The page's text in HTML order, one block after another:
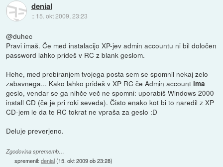
denial
:: 15. okt 2009, 23:23
@duhec
Pravi imaš. Če med instalacijo XP-jev admin accountu ni bil določen
password lahko prideš v RC z blank geslom.
Hehe, med prebiranjem tvojega posta sem se spomnil nekaj zelo
zabavnega... Kako lahko prideš v XP RC če Admin account ima
geslo, vendar se ga nihče več ne spomni: uporabiš Windows 2000
install CD (če je pri roki seveda). Čisto enako kot bi to naredil z XP
CD-jem le da te RC tokrat ne vpraša za geslo :D
Deluje preverjeno.
Zgodovina sprememb…
spremenil:denial(15. okt 2009 ob 23:28)